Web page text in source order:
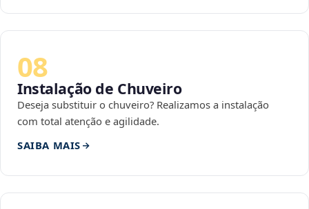
08
Instalação de Chuveiro
Deseja substituir o chuveiro? Realizamos a instalação
com total atenção e agilidade.
SAIBA MAIS